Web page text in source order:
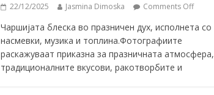
22/12/2025 Jasmina Dimoska Comments Off
Чаршијата блеска во празничен дух, исполнета со
насмевки, музика и топлина.Фотографиите
раскажуваат приказна за празничната атмосфера,
традиционалните вкусови, ракотворбите и